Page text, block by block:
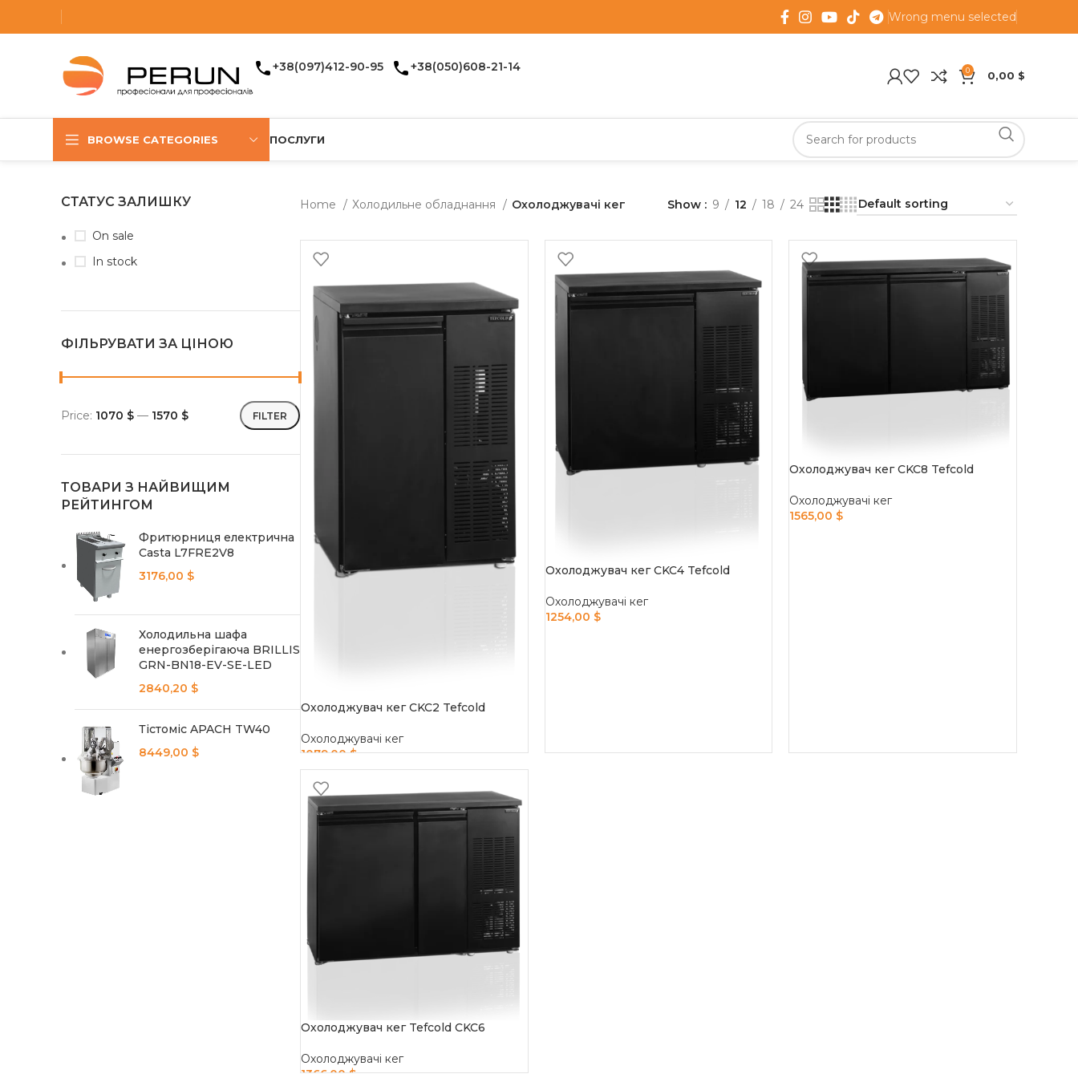
Wrong menu selected
+38(097)412-90-95 +38(050)608-21-14 0 0,00 $
BROWSE CATEGORIES ПОСЛУГИ
СТАТУС ЗАЛИШКУ
On sale
In stock
ФІЛЬРУВАТИ ЗА ЦІНОЮ
FILTER
Price: 1070 $ — 1570 $
ТОВАРИ З НАЙВИЩИМ
РЕЙТИНГОМ
Фритюрниця електрична
Casta L7FRE2V8
3176,00 $
Холодильна шафа
енергозберігаюча BRILLIS
GRN-BN18-EV-SE-LED
2840,20 $
Тістоміс APACH TW40
8449,00 $
Home Холодильне обладнання Охолоджувачі кег Show 9 12 18 24
Охолоджувач кег CKC2 Tefcold
Охолоджувачі кег
1079,00$
Охолоджувач кег CKC4 Tefcold
Охолоджувачі кег
1254,00 $
Охолоджувач кег CKC8 Tefcold
Охолоджувачі кег
1565,00 $
Охолоджувач кег Tefcold CKC6
Охолоджувачі кег
1366,00$